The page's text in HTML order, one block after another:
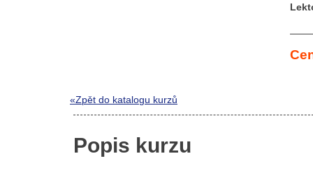
«Zpět do katalogu kurzů
Popis kurzu